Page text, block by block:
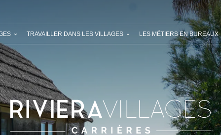
VOS PROCHAINES VACANCES NOS
TRAVAILLER DANS LES VILLAGES LES MÉTIERS EN BUREAUX